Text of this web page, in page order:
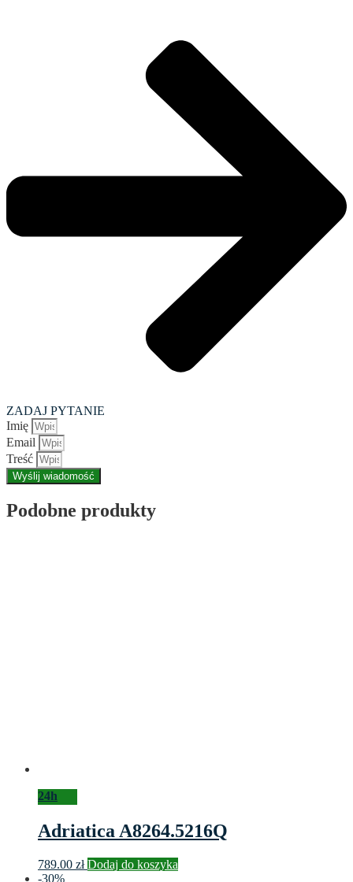
ZADAJ PYTANIE
Imię
Email
Treść
Wyślij wiadomość
Podobne produkty
24h
Adriatica A8264.5216Q
789.00 zł Dodaj do koszyka
-30%